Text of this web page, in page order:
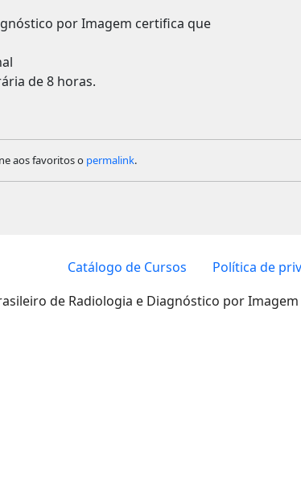
por Imagem certifica que
de 8 horas.
aos favoritos o permalink.
Catálogo de Cursos
Política de
de Radiologia e Diagnóstico por Imagem